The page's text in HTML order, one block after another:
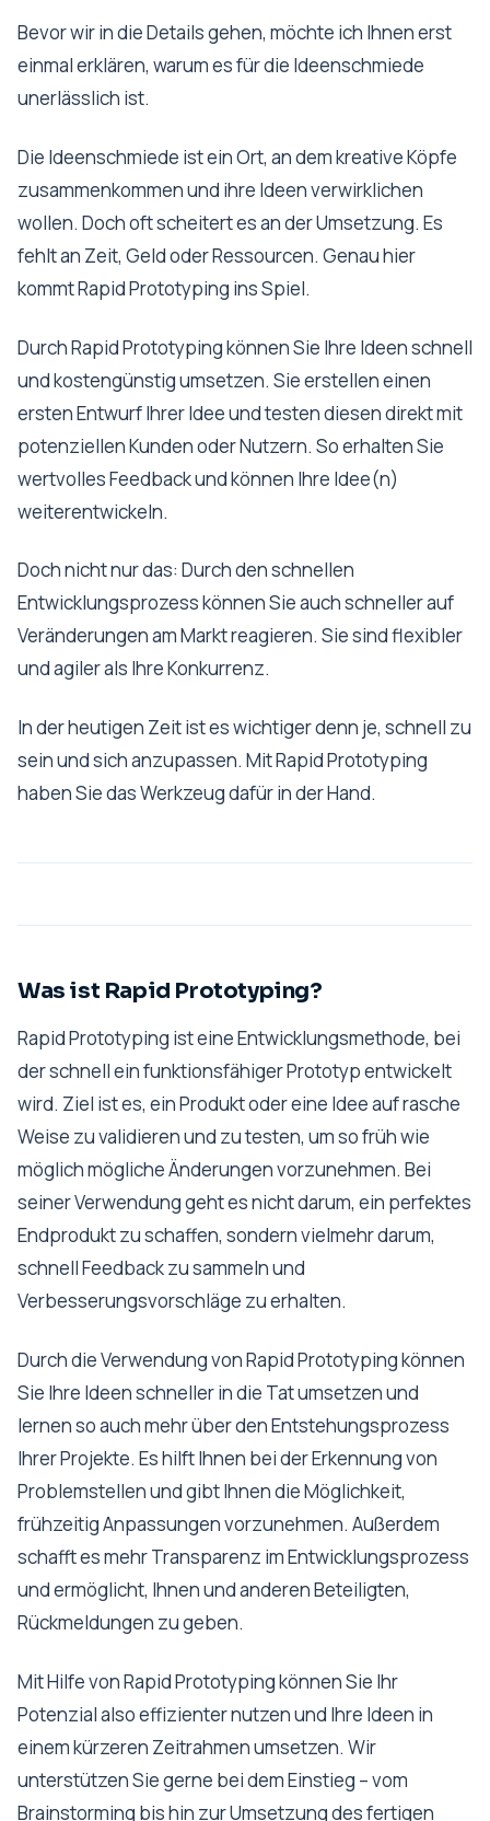
Bevor wir in die Details gehen, möchte ich Ihnen erst
einmal erklären, warum es für die Ideenschmiede
unerlässlich ist.
Die Ideenschmiede ist ein Ort, an dem kreative Köpfe
zusammenkommen und ihre Ideen verwirklichen
wollen. Doch oft scheitert es an der Umsetzung. Es
fehlt an Zeit, Geld oder Ressourcen. Genau hier
kommt Rapid Prototyping ins Spiel.
Durch Rapid Prototyping können Sie Ihre Ideen schnell
und kostengünstig umsetzen. Sie erstellen einen
ersten Entwurf Ihrer Idee und testen diesen direkt mit
potenziellen Kunden oder Nutzern. So erhalten Sie
wertvolles Feedback und können Ihre Idee(n)
weiterentwickeln.
Doch nicht nur das: Durch den schnellen
Entwicklungsprozess können Sie auch schneller auf
Veränderungen am Markt reagieren. Sie sind flexibler
und agiler als Ihre Konkurrenz.
In der heutigen Zeit ist es wichtiger denn je, schnell zu
sein und sich anzupassen. Mit Rapid Prototyping
haben Sie das Werkzeug dafür in der Hand.
Was ist Rapid Prototyping?
Rapid Prototyping ist eine Entwicklungsmethode, bei
der schnell ein funktionsfähiger Prototyp entwickelt
wird. Ziel ist es, ein Produkt oder eine Idee auf rasche
Weise zu validieren und zu testen, um so früh wie
möglich mögliche Änderungen vorzunehmen. Bei
seiner Verwendung geht es nicht darum, ein perfektes
Endprodukt zu schaffen, sondern vielmehr darum,
schnell Feedback zu sammeln und
Verbesserungsvorschläge zu erhalten.
Durch die Verwendung von Rapid Prototyping können
Sie Ihre Ideen schneller in die Tat umsetzen und
lernen so auch mehr über den Entstehungsprozess
Ihrer Projekte. Es hilft Ihnen bei der Erkennung von
Problemstellen und gibt Ihnen die Möglichkeit,
frühzeitig Anpassungen vorzunehmen. Außerdem
schafft es mehr Transparenz im Entwicklungsprozess
und ermöglicht, Ihnen und anderen Beteiligten,
Rückmeldungen zu geben.
Mit Hilfe von Rapid Prototyping können Sie Ihr
Potenzial also effizienter nutzen und Ihre Ideen in
einem kürzeren Zeitrahmen umsetzen. Wir
unterstützen Sie gerne bei dem Einstieg – vom
Brainstorming bis hin zur Umsetzung des fertigen